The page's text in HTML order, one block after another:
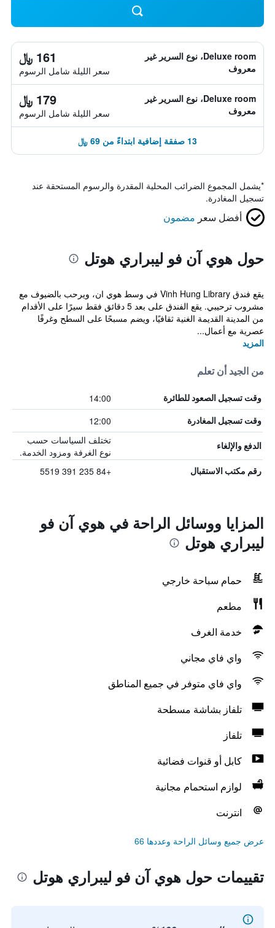
Deluxe room، نوع السرير غير
معروف
161 ﷼
سعر الليلة شامل الرسوم
Deluxe room، نوع السرير غير
معروف
179 ﷼
سعر الليلة شامل الرسوم
13 صفقة إضافية ابتداءً من 69 ﷼
*يشمل المجموع الضرائب المحلية المقدرة والرسوم المستحقة عند
تسجيل المغادرة.
أفضل سعر مضمون
حول هوي آن فو ليبراري هوتل
يقع فندق Vinh Hung Library في وسط هوي ان، ويرحب بالضيوف مع
مشروب ترحيبي. يقع الفندق على بعد 5 دقائق فقط سيرًا على الأقدام
من المدينة القديمة الغنية ثقافيًا، ويضم مسبحًا على السطح وغرفًا
عصرية مع أعمال...
المزيد
من الجيد أن تعلم
وقت تسجيل الصعود للطائرة 14:00
وقت تسجيل المغادرة 12:00
الدفع والإلغاء
تختلف السياسات حسب
نوع الغرفة ومزود الخدمة.
رقم مكتب الاستقبال +84 235 391 5519
المزايا ووسائل الراحة في هوي آن فو
ليبراري هوتل
حمام سباحة خارجي
مطعم
خدمة الغرف
واي فاي مجاني
واي فاي متوفر في جميع المناطق
تلفاز بشاشة مسطحة
تلفاز
كابل أو قنوات فضائية
لوازم استحمام مجانية
انترنت
عرض جميع وسائل الراحة وعددها 66
تقييمات حول هوي آن فو ليبراري هوتل